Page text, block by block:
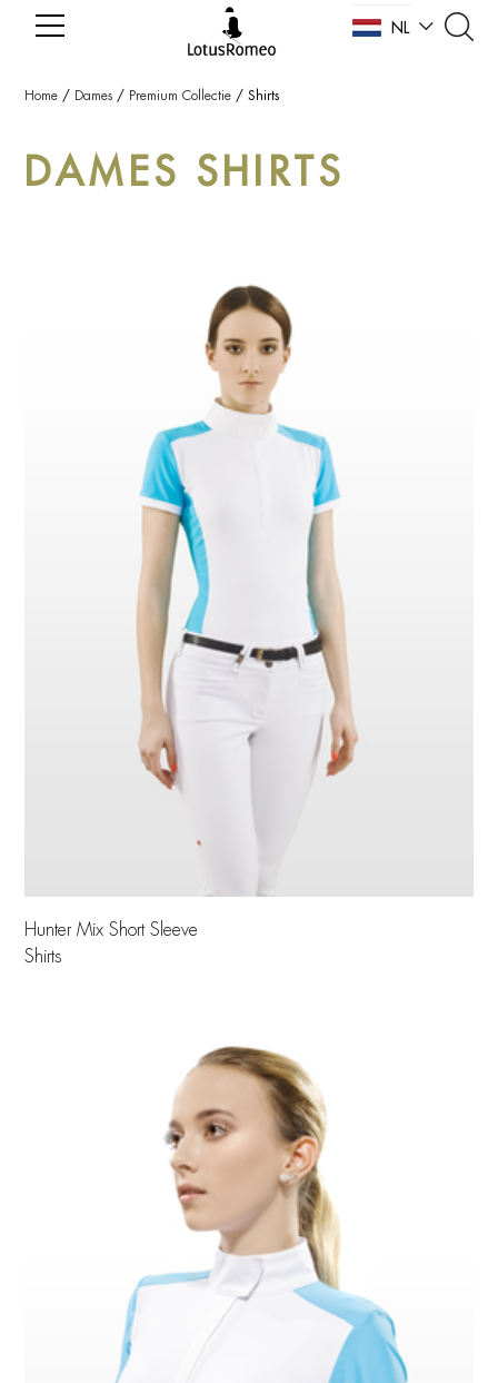
NL
Home / Dames / Premium Collectie /Shirts
DAMES SHIRTS
Hunter Mix Short Sleeve
Shirts